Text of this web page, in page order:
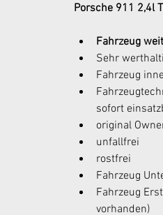
Porsche 911 2,4l
Fahrzeug
Sehr
Fahrzeug
sofort
original
unfallfrei
rostfrei
Fahrzeug
Fahrzeug
vorhanden)